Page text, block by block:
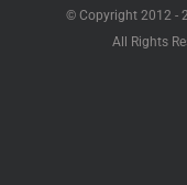
© Copyright 2012 -
All Rights